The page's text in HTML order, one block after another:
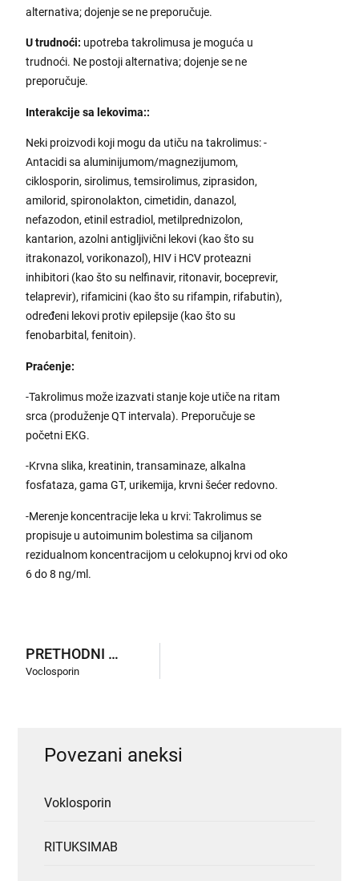
alternativa; dojenje se ne preporučuje.
U trudnoći: upotreba takrolimusa je moguća u
trudnoći. Ne postoji alternativa; dojenje se ne
preporučuje.
Interakcije sa lekovima::
Neki proizvodi koji mogu da utiču na takrolimus: -
Antacidi sa aluminijumom/magnezijumom,
ciklosporin, sirolimus, temsirolimus, ziprasidon,
amilorid, spironolakton, cimetidin, danazol,
nefazodon, etinil estradiol, metilprednizolon,
kantarion, azolni antigljivični lekovi (kao što su
itrakonazol, vorikonazol), HIV i HCV proteazni
inhibitori (kao što su nelfinavir, ritonavir, boceprevir,
telaprevir), rifamicini (kao što su rifampin, rifabutin),
određeni lekovi protiv epilepsije (kao što su
fenobarbital, fenitoin).
Praćenje:
-Takrolimus može izazvati stanje koje utiče na ritam
srca (produženje QT intervala). Preporučuje se
početni EKG.
-Krvna slika, kreatinin, transaminaze, alkalna
fosfataza, gama GT, urikemija, krvni šećer redovno.
-Merenje koncentracije leka u krvi: Takrolimus se
propisuje u autoimunim bolestima sa ciljanom
rezidualnom koncentracijom u celokupnoj krvi od oko
6 do 8 ng/ml.
PRETHODNI ANEKSI
Voclosporin
Povezani aneksi
Voklosporin
RITUKSIMAB